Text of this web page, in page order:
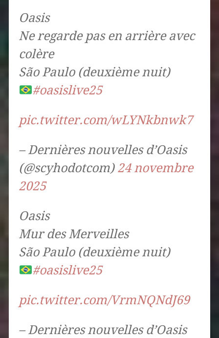
Oasis
Ne regarde pas en arrière avec
colère
São Paulo (deuxième nuit)
#oasislive25
pic.twitter.com/wLYNkbnwk7
– Dernières nouvelles d’Oasis
(@scyhodotcom) 24 novembre
2025
Oasis
Mur des Merveilles
São Paulo (deuxième nuit)
#oasislive25
pic.twitter.com/VrmNQNdJ69
– Dernières nouvelles d’Oasis